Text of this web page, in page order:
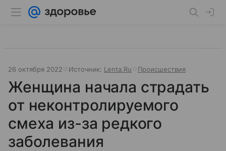
26 октября 2022 Источник: Lenta.Ru Происшествия
Женщина начала страдать
от неконтролируемого
смеха из-за редкого
заболевания